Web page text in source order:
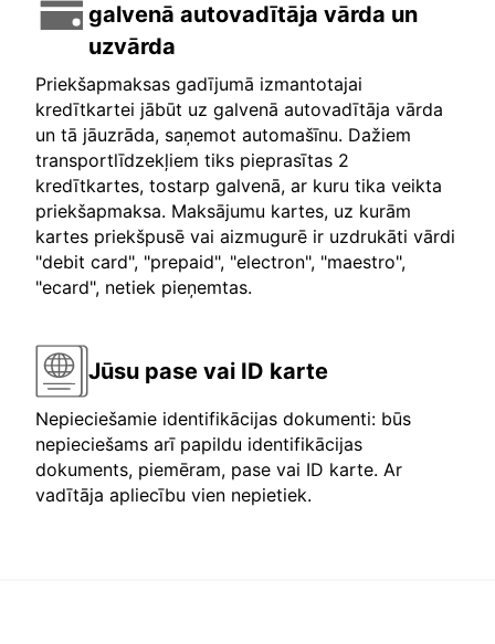
galvenā autovadītāja vārda un
uzvārda
Priekšapmaksas gadījumā izmantotajai
kredītkartei jābūt uz galvenā autovadītāja vārda
un tā jāuzrāda, saņemot automašīnu. Dažiem
transportlīdzekļiem tiks pieprasītas 2
kredītkartes, tostarp galvenā, ar kuru tika veikta
priekšapmaksa. Maksājumu kartes, uz kurām
kartes priekšpusē vai aizmugurē ir uzdrukāti vārdi
"debit card", "prepaid", "electron", "maestro",
"ecard", netiek pieņemtas.
Jūsu pase vai ID karte
Nepieciešamie identifikācijas dokumenti: būs
nepieciešams arī papildu identifikācijas
dokuments, piemēram, pase vai ID karte. Ar
vadītāja apliecību vien nepietiek.